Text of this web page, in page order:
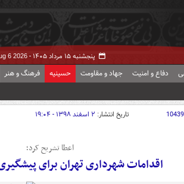
پنجشنبه ۱۵ مرداد ۱۴۰۵ - 6 2026
دفاع و امنیت جهاد و مقاومت حسینیه فرهنگ و هنر
تاریخ انتشار: ۲ اسفند ۱۳۹۸ - ۱۹:۰۴
اعطا تشریح کرد؛
اقدامات شهرداری تهران برای